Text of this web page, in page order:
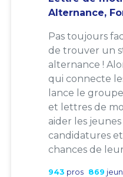
Alternance,
Pas toujours
de trouver un
alternance !
qui connecte
lance le
et lettres de
aider les
candidatures
chances de
943 pros 869